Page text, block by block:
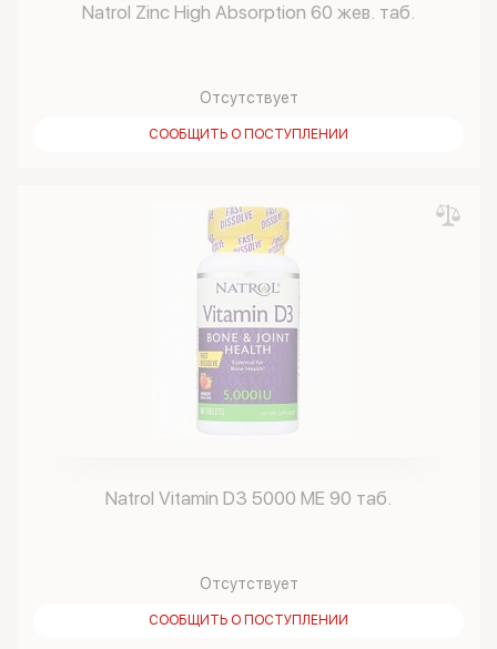
Natrol Zinc High Absorption 60 жев. таб.
Отсутствует
СООБЩИТЬ О ПОСТУПЛЕНИИ
Natrol Vitamin D3 5000 ME 90 таб.
Отсутствует
СООБЩИТЬ О ПОСТУПЛЕНИИ